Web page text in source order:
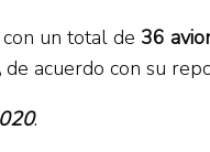
un total de 36
de acuerdo con su
.